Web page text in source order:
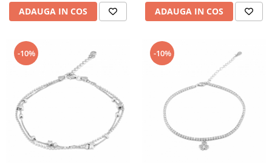
ADAUGA IN COS ADAUGA IN COS
-10% -10%